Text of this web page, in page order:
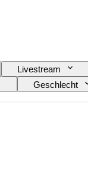
Livestream
Geschlecht
Muster